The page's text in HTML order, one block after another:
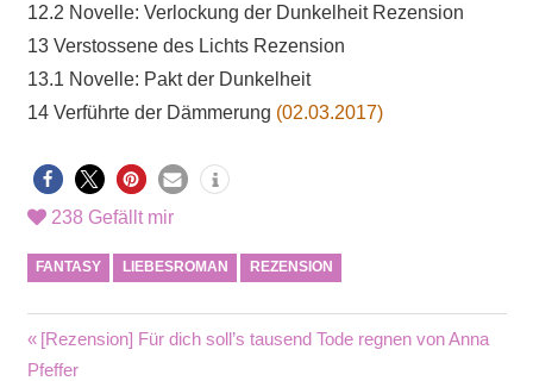
12.2 Novelle: Verlockung der Dunkelheit Rezension
13 Verstossene des Lichts Rezension
13.1 Novelle: Pakt der Dunkelheit
14 Verführte der Dämmerung (02.03.2017)
238 Gefällt mir
FANTASY LIEBESROMAN REZENSION
Beitragsnavigation
Vorheriger
Beitrag:
[Rezension] Für dich soll’s tausend Tode regnen von Anna
Pfeffer